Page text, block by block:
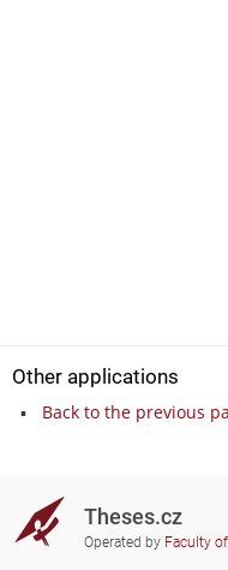
Other applications
Back to the previous
Theses.cz
Operated by Faculty